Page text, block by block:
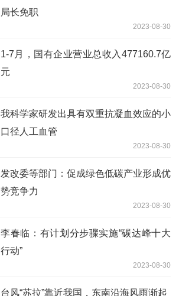
局长免职
2023-08-30
1-7月，国有企业营业总收入477160.7亿
元
2023-08-30
我科学家研发出具有双重抗凝血效应的小
口径人工血管
2023-08-30
发改委等部门：促成绿色低碳产业形成优
势竞争力
2023-08-30
李春临：有计划分步骤实施“碳达峰十大
行动”
2023-08-30
台风“苏拉”靠近我国，东南沿海风雨渐起